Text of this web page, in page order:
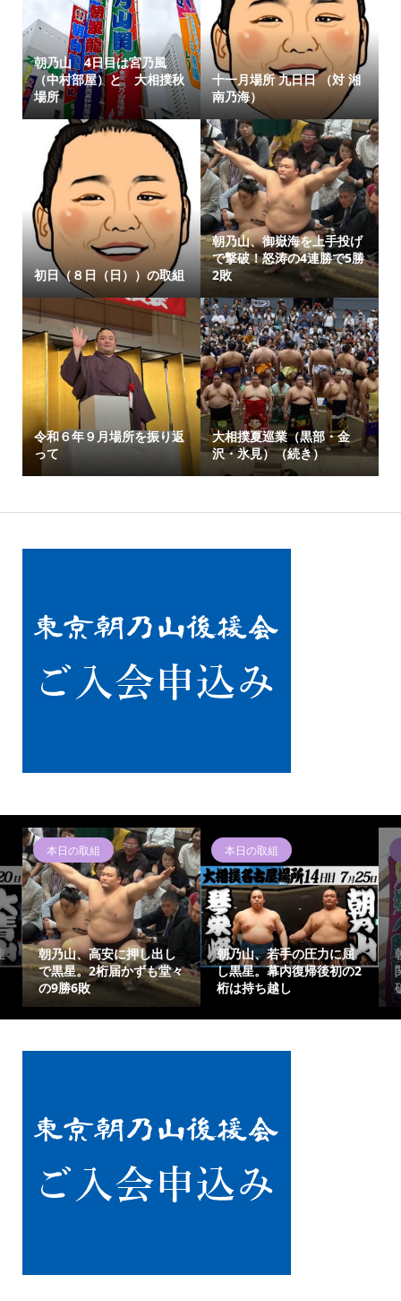
朝乃山 4日目は宮乃風
（中村部屋）と 大相撲秋
場所
十一月場所 九日日 （対 湘
南乃海）
初日（８日（日））の取組
朝乃山、御嶽海を上手投げ
で撃破！怒涛の4連勝で5勝
2敗
令和６年９月場所を振り返
って
大相撲夏巡業（黒部・金
沢・氷見）（続き）
本日の取組
朝乃山、高安に押し出し
で黒星。2桁届かずも堂々
の9勝6敗
本日の取組
朝乃山、若手の圧力に屈
し黒星。幕内復帰後初の2
桁は持ち越し